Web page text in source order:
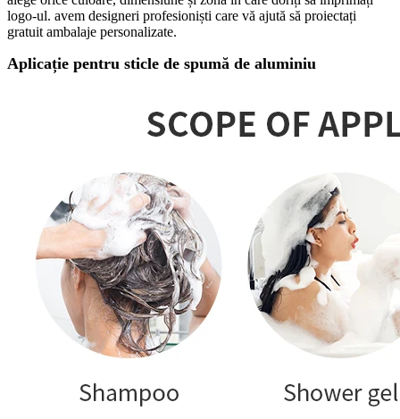
logo-ul. avem designeri profesioniști care vă ajută să proiectați
gratuit ambalaje personalizate.
Aplicație pentru sticle de spumă de aluminiu